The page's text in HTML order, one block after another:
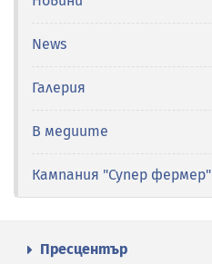
News
Галерия
В медиите
Кампания "Супер фермер"
Пресцентър